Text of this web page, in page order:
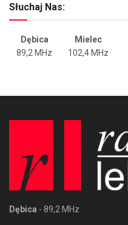
Słuchaj Nas:
Dębica Mielec
89,2 MHz
102,4 MHz
Dębica - 89,2 MHz